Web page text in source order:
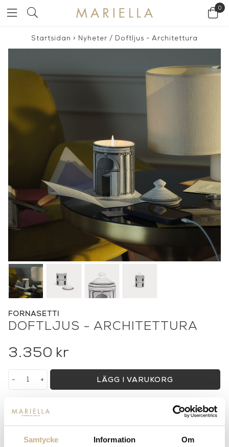
Samtycke Information Om
0
Startsidan > Nyheter / Doftljus - Architettura
FORNASETTI
DOFTLJUS - ARCHITETTURA
3.350 kr
+
- LÄGG I VARUKORG
Få10% välkomstrabatt
när du registrerar dig för vårt